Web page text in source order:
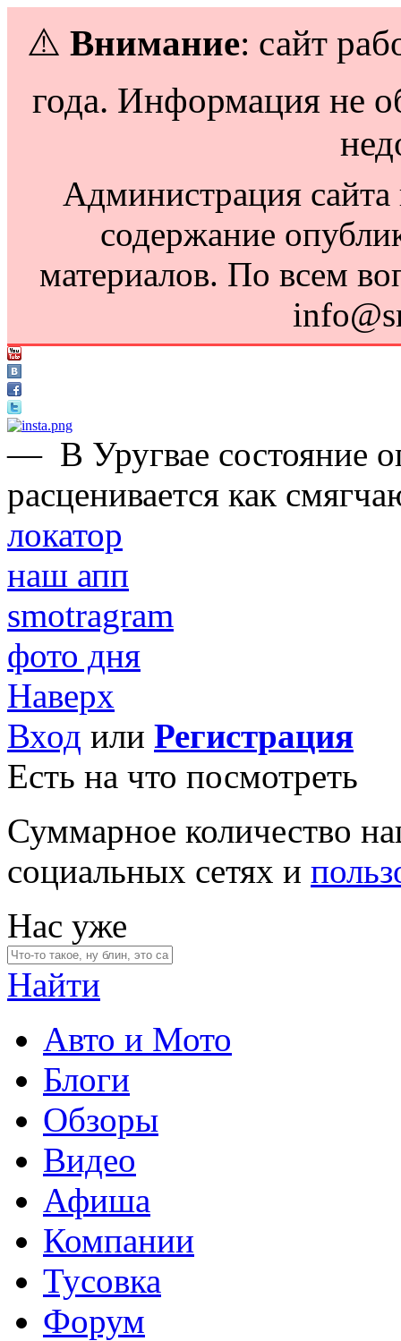
⚠️ Внимание: сайт
года. Информация не
Администрация сайта
содержание
материалов. По всем
— В Уругвае состояние
расценивается как
локатор
наш апп
smotragram
фото дня
Наверх
Вход или Регистрация
Есть на что посмотреть
Суммарное количество
социальных сетях и
Нас уже
Найти
Авто и Мото
Блоги
Обзоры
Видео
Афиша
Компании
Тусовка
Форум